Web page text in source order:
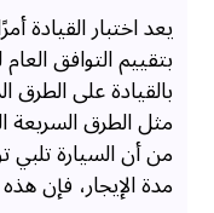
يعد اختبار القيادة
بتقييم التوافق
بالقيادة على الطرق
مثل الطرق السريعة
من أن السيارة تلبي
مدة الإيجار، فإن